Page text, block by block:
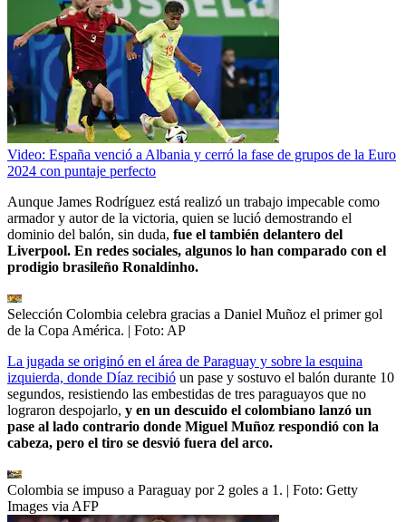
Video: España venció a Albania y cerró la fase de grupos de la Euro
2024 con puntaje perfecto
Aunque James Rodríguez está realizó un trabajo impecable como
armador y autor de la victoria, quien se lució demostrando el
dominio del balón, sin duda, fue el también delantero del
Liverpool. En redes sociales, algunos lo han comparado con el
prodigio brasileño Ronaldinho.
Selección Colombia celebra gracias a Daniel Muñoz el primer gol
de la Copa América. | Foto: AP
La jugada se originó en el área de Paraguay y sobre la esquina
izquierda, donde Díaz recibió un pase y sostuvo el balón durante 10
segundos, resistiendo las embestidas de tres paraguayos que no
lograron despojarlo, y en un descuido el colombiano lanzó un
pase al lado contrario donde Miguel Muñoz respondió con la
cabeza, pero el tiro se desvió fuera del arco.
Colombia se impuso a Paraguay por 2 goles a 1. | Foto: Getty
Images via AFP